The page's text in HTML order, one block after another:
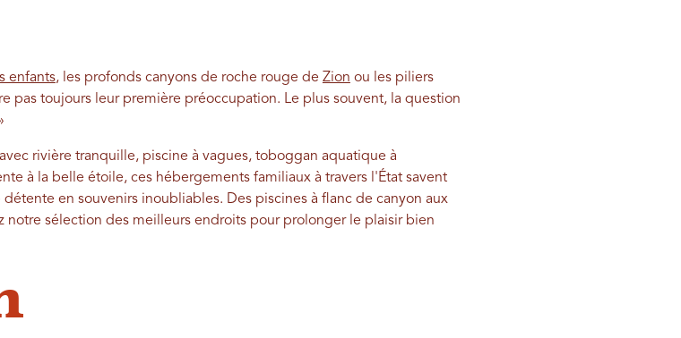
enfants, les profonds canyons de roche rouge de Zion ou les piliers
pas toujours leur première préoccupation. Le plus souvent, la question
rivière tranquille, piscine à vagues, toboggan aquatique à
à la belle étoile, ces hébergements familiaux à travers l'État savent
en souvenirs inoubliables. Des piscines à flanc de canyon aux
sélection des meilleurs endroits pour prolonger le plaisir bien